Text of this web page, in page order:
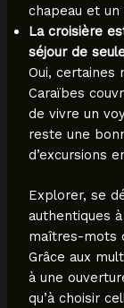
chapeau et
La croisière
séjour de
Oui, certaines
Caraïbes
de vivre un
reste une
d’excursions
Explorer, se
authentiques
maîtres-mots
Grâce aux
à une
qu’à choisir